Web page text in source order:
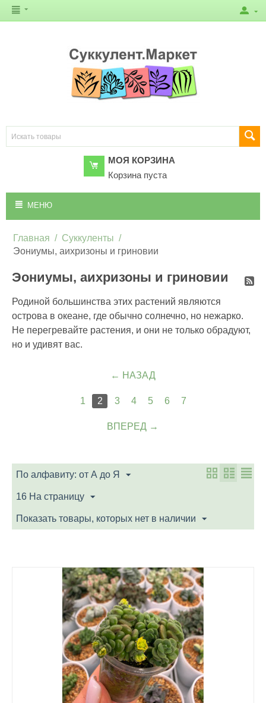
МОЯ КОРЗИНА
Корзина пуста
МЕНЮ
Главная / Суккуленты /
Эониумы, аихризоны и гриновии
Эониумы, аихризоны и гриновии
Родиной большинства этих растений являются
острова в океане, где обычно солнечно, но нежарко.
Не перегревайте растения, и они не только обрадуют,
но и удивят вас.
НАЗАД
1 2 3 4 5 6 7
ВПЕРЕД
По алфавиту: от А до Я
16 На страницу
Показать товары, которых нет в наличии